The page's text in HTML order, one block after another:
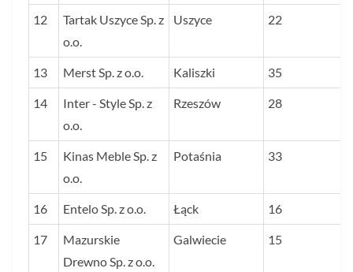
12
Tartak Uszyce Sp. z
o.o.
Uszyce 22
13 Merst Sp. z o.o. Kaliszki 35
14
Inter - Style Sp. z
o.o.
Rzeszów 28
15
Kinas Meble Sp. z
o.o.
Potaśnia 33
16 Entelo Sp. z o.o. Łąck 16
17
Mazurskie
Drewno Sp. z o.o.
Galwiecie 15